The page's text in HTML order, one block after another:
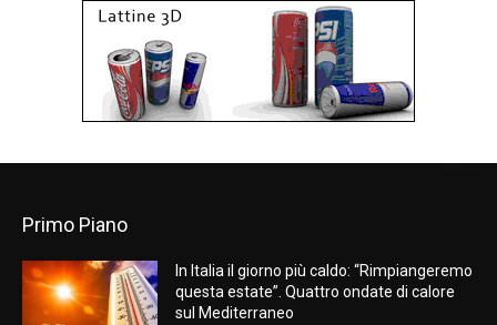
Primo Piano
In Italia il giorno più caldo: “Rimpiangeremo
questa estate”. Quattro ondate di calore
sul Mediterraneo